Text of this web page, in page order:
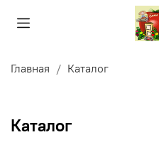
Главная Каталог
Каталог